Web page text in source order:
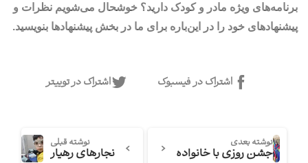
برنامه‌های ویژه مادر و کودک دارید؟ خوشحال می‌شویم نظرات و
پیشنهادهای خود را در این‌باره برای ما در بخش پیشنهادها بنویسید.
اشتراک در فیسبوک اشتراک در توییتر
نوشته قبلی
نجارهای رهیار
نوشته بعدی
جشن روزی با خانواده